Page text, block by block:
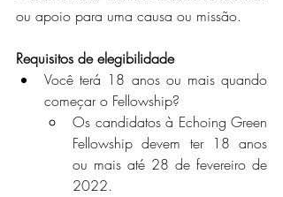
ou apoio para uma causa ou missão.
Requisitos de elegibilidade
Você terá 18 anos ou mais quando
começar o Fellowship?
Os candidatos à Echoing Green
Fellowship devem ter 18 anos
ou mais até 28 de fevereiro de
2022.